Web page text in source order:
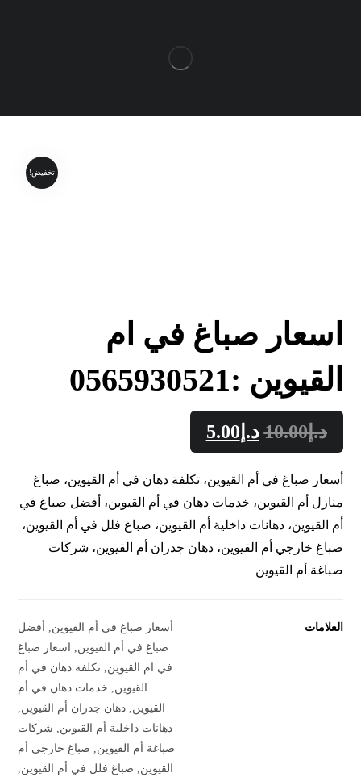
تخفيض!
اسعار صباغ في ام
القيوين :0565930521
د.إ10.00 د.إ 5.00
أسعار صباغ في أم القيوين، تكلفة دهان في أم القيوين، صباغ
منازل أم القيوين، خدمات دهان في أم القيوين، أفضل صباغ في
أم القيوين، دهانات داخلية أم القيوين، صباغ فلل في أم القيوين،
صباغ خارجي أم القيوين، دهان جدران أم القيوين، شركات
صباغة أم القيوين
العلامات أسعار صباغ في أم القيوين, أفضل
صباغ في أم القيوين, اسعار صباغ
في ام القيوين, تكلفة دهان في أم
القيوين, خدمات دهان في أم
القيوين, دهان جدران أم القيوين,
دهانات داخلية أم القيوين, شركات
صباغة أم القيوين, صباغ خارجي أم
القيوين, صباغ فلل في أم القيوين,